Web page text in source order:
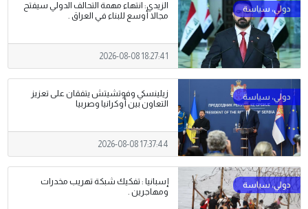
الزيدي: انتهاء مهمة التحالف الدولي سيفتح
مجالا أوسع للبناء في العراق .
2026-08-08 18:27:41
زيلينسكي وفوتشيتش يتفقان على تعزيز
التعاون بين أوكرانيا وصربيا
2026-08-08 17:37:44
إسبانيا : تفكيك شبكة تهريب مخدرات
ومهاجرين .